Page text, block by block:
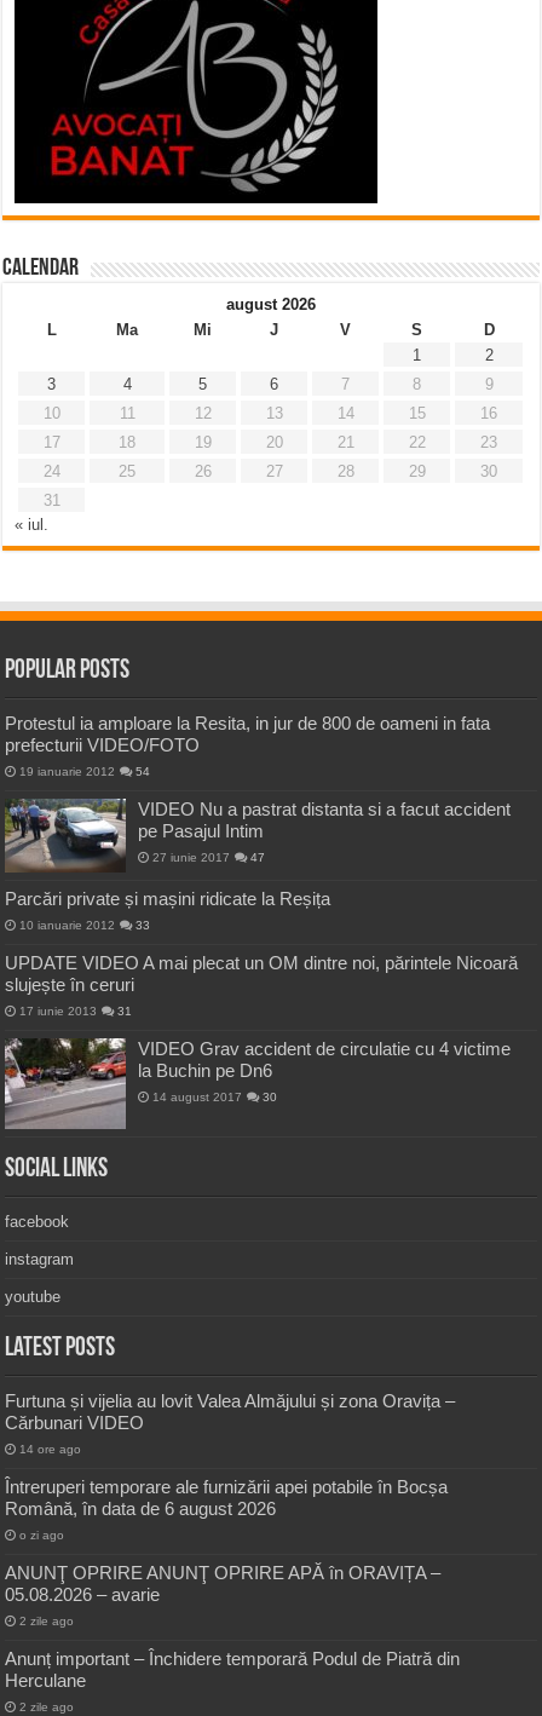
Calendar
august 2026
L
Ma Mi J V S
D
1
2
3
4 5 6 7 8
9
10
11 12 13 14 15
16
17
18 19 20 21 22
23
24
25 26 27 28 29
30
31
« iul.
Popular Posts
Protestul ia amploare la Resita, in jur de 800 de oameni in fata
prefecturii VIDEO/FOTO
19 ianuarie 2012 54
VIDEO Nu a pastrat distanta si a facut accident
pe Pasajul Intim
27 iunie 2017 47
Parcări private și mașini ridicate la Reșița
10 ianuarie 2012 33
UPDATE VIDEO A mai plecat un OM dintre noi, părintele Nicoară
slujește în ceruri
17 iunie 2013 31
VIDEO Grav accident de circulatie cu 4 victime
la Buchin pe Dn6
14 august 2017 30
Social Links
facebook
instagram
youtube
Latest Posts
Furtuna și vijelia au lovit Valea Almăjului și zona Oravița –
Cărbunari VIDEO
14 ore ago
Întreruperi temporare ale furnizării apei potabile în Bocșa
Română, în data de 6 august 2026
o zi ago
ANUNŢ OPRIRE ANUNŢ OPRIRE APĂ în ORAVIȚA –
05.08.2026 – avarie
2 zile ago
Anunț important – Închidere temporară Podul de Piatră din
Herculane
2 zile ago